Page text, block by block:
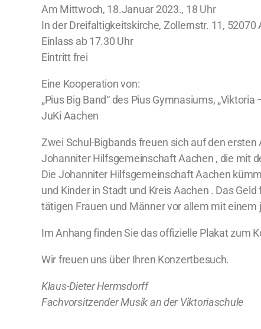
Am Mittwoch, 18.Januar 2023., 18 Uhr
In der Dreifaltigkeitskirche, Zollernstr. 11, 52070
Einlass ab 17.30 Uhr
Eintritt frei
Eine Kooperation von:
„Pius Big Band“ des Pius Gymnasiums,
JuKi Aachen
Zwei Schul-Bigbands freuen sich auf den
Johanniter Hilfsgemeinschaft Aachen , die mit
Die Johanniter Hilfsgemeinschaft Aachen
und Kinder in Stadt und Kreis Aachen . Das
tätigen Frauen und Männer vor allem mit
Im Anhang finden Sie das offizielle Plakat zum
Wir freuen uns über Ihren Konzertbesuch.
Klaus-Dieter Hermsdorff
Fachvorsitzender Musik an der Viktoriaschule